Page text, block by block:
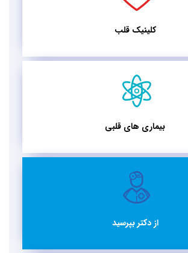
کلینیک قلب
بیماری های قلبی
از دکتر بپرسید